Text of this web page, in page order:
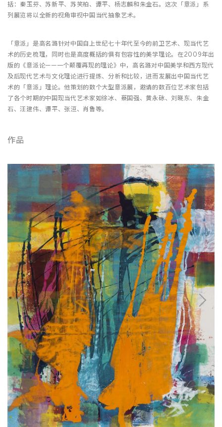
括：秦玉芬、苏新平、苏笑柏、谭平、杨志麟和朱金石。这次「意派」系
列展览将以全新的视角审视中国当代抽象艺术。
「意派」是高名潞针对中国自上世纪七十年代至今的前卫艺术、现当代艺
术的历史梳理，同时也是高度概括的俱有包容性的美学理论。在2009年出
版的《意派论——一个颠覆再现的理论》中，高名潞对中国美学和西方现代
及后现代艺术与文化理论进行提炼、分析和比较，进而发展出中国当代艺
术的「意派」理论。他策划的数个大型意派展，邀请的数百位艺术家包括
了各个时期的中国现当代艺术家如徐冰、蔡国强、黄永砯、刘晓东、朱金
石、汪建伟、谭平、张洹、肖鲁等。
作品